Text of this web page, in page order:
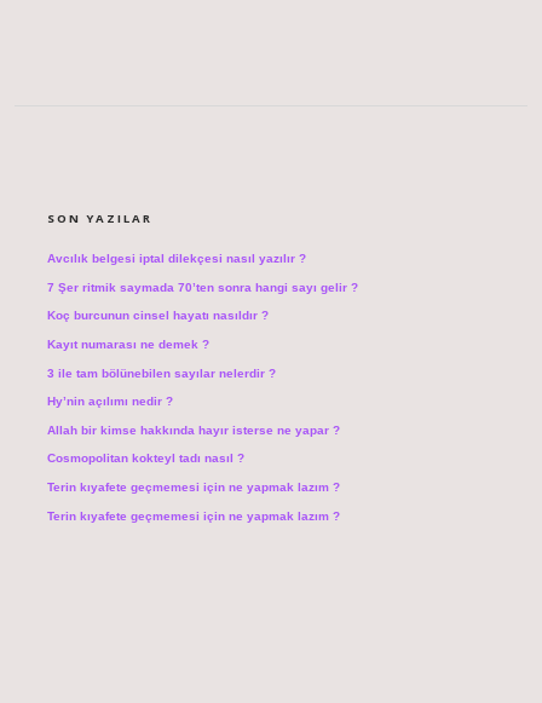
SON YAZILAR
Avcılık belgesi iptal dilekçesi nasıl yazılır ?
7 Şer ritmik saymada 70’ten sonra hangi sayı gelir ?
Koç burcunun cinsel hayatı nasıldır ?
Kayıt numarası ne demek ?
3 ile tam bölünebilen sayılar nelerdir ?
Hy’nin açılımı nedir ?
Allah bir kimse hakkında hayır isterse ne yapar ?
Cosmopolitan kokteyl tadı nasıl ?
Terin kıyafete geçmemesi için ne yapmak lazım ?
Terin kıyafete geçmemesi için ne yapmak lazım ?